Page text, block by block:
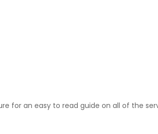
for an easy to read guide on all of the